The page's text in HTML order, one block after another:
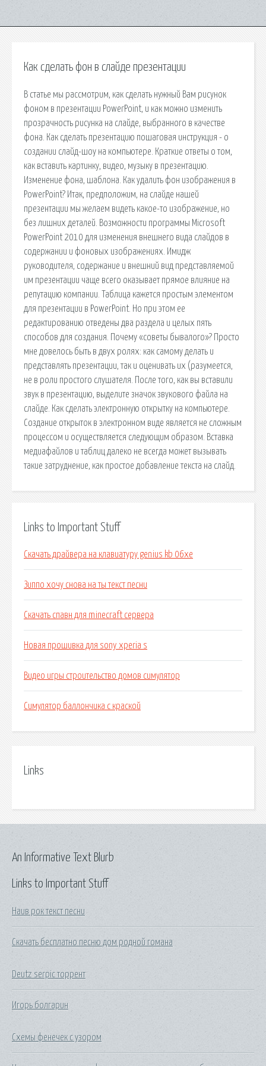
Как сделать фон в слайде презентации
В статье мы рассмотрим, как сделать нужный Вам рисунок
фоном в презентации PowerPoint, и как можно изменить
прозрачность рисунка на слайде, выбранного в качестве
фона. Как сделать презентацию пошаговая инструкция - о
создании слайд-шоу на компьютере. Краткие ответы о том,
как вставить картинку, видео, музыку в презентацию.
Изменение фона, шаблона. Как удалить фон изображения в
PowerPoint? Итак, предположим, на слайде нашей
презентации мы желаем видеть какое-то изображение, но
без лишних деталей. Возможности программы Microsoft
PowerPoint 2010 для изменения внешнего вида слайдов в
содержании и фоновых изображениях. Имидж
руководителя, содержание и внешний вид представляемой
им презентации чаще всего оказывает прямое влияние на
репутацию компании. Таблица кажется простым элементом
для презентации в PowerPoint. Но при этом ее
редактированию отведены два раздела и целых пять
способов для создания. Почему «советы бывалого»? Просто
мне довелось быть в двух ролях: как самому делать и
представлять презентации, так и оценивать их (разумеется,
не в роли простого слушателя. После того, как вы вставили
звук в презентацию, выделите значок звукового файла на
слайде. Как сделать электронную открытку на компьютере.
Создание открыток в электронном виде является не сложным
процессом и осуществляется следующим образом. Вставка
медиафайлов и таблиц далеко не всегда может вызывать
такие затруднение, как простое добавление текста на слайд.
Links to Important Stuff
Скачать драйвера на клавиатуру genius kb 06xe
Зиппо хочу снова на ты текст песни
Скачать спавн для minecraft сервера
Новая прошивка для sony xperia s
Видео игры строительство домов симулятор
Симулятор баллончика с краской
Links
Links to Important Stuff
Наив рок текст песни
Скачать бесплатно песню дом родной гомана
Deutz serpic торрент
Игорь болгарин
Схемы фенечек с узором
An Informative Text Blurb